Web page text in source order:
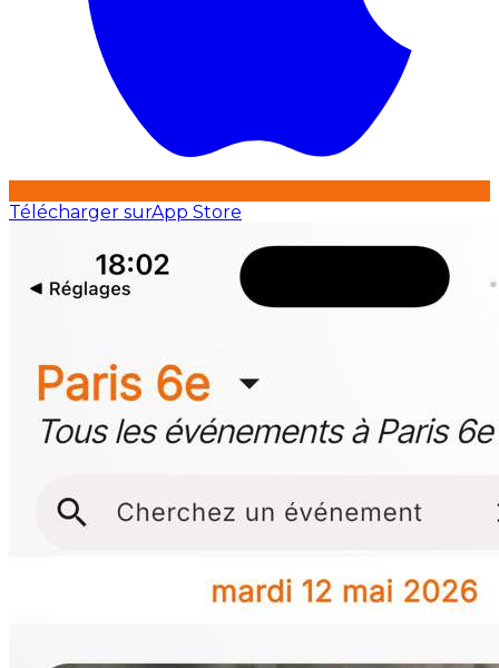
Télécharger surApp Store